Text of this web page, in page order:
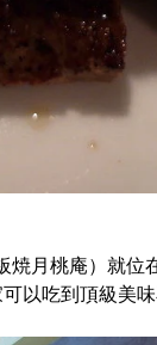
月桃庵）就位
以吃到頂級美味